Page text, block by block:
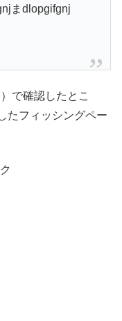
まdlopgifgnj
で確認したとこ
たフィッシングペー